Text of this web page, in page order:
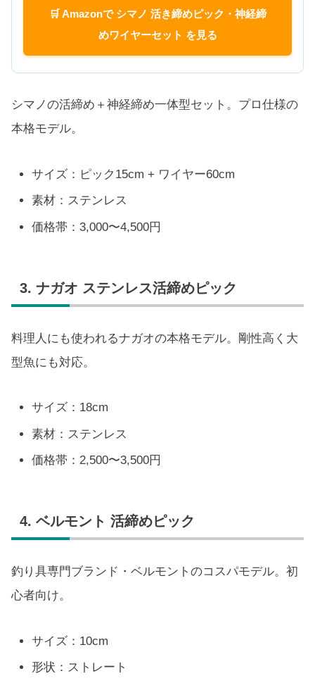
🛒 Amazonで シマノ 活き締めピック・神経締
めワイヤーセット を見る
シマノの活締め＋神経締め一体型セット。プロ仕様の
本格モデル。
サイズ：ピック15cm + ワイヤー60cm
素材：ステンレス
価格帯：3,000〜4,500円
3. ナガオ ステンレス活締めピック
料理人にも使われるナガオの本格モデル。剛性高く大
型魚にも対応。
サイズ：18cm
素材：ステンレス
価格帯：2,500〜3,500円
4. ベルモント 活締めピック
釣り具専門ブランド・ベルモントのコスパモデル。初
心者向け。
サイズ：10cm
形状：ストレート